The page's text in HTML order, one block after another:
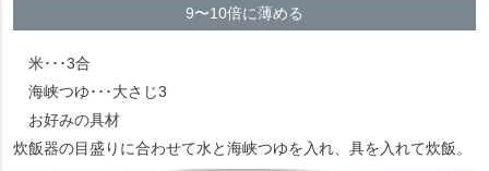
9〜10倍に薄める
米･･･3合
海峡つゆ･･･大さじ3
お好みの具材
炊飯器の目盛りに合わせて水と海峡つゆを入れ、具を入れて炊飯。